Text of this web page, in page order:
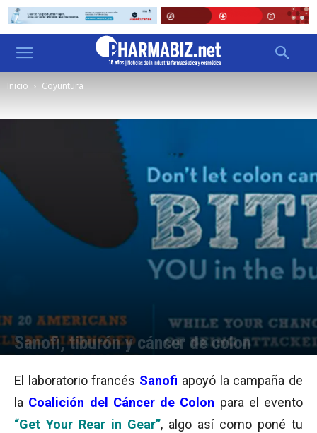
Inicio Coyuntura
Sanofi, tiburón y cáncer de colon
El laboratorio francés Sanofi apoyó la campaña de
la Coalición del Cáncer de Colon para el evento
“Get Your Rear in Gear”, algo así como poné tu